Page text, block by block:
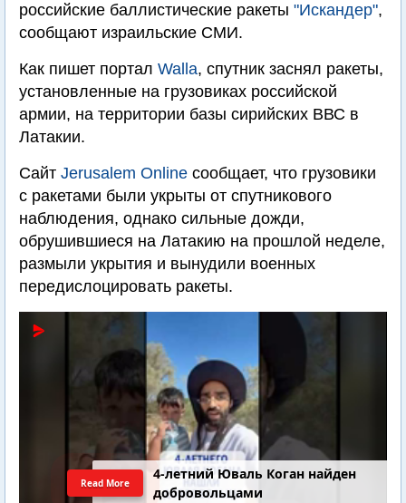
российские баллистические ракеты "Искандер",
сообщают израильские СМИ.
Как пишет портал Walla, спутник заснял ракеты,
установленные на грузовиках российской
армии, на территории базы сирийских ВВС в
Латакии.
Сайт Jerusalem Online сообщает, что грузовики
с ракетами были укрыты от спутникового
наблюдения, однако сильные дожди,
обрушившиеся на Латакию на прошлой неделе,
размыли укрытия и вынудили военных
передислоцировать ракеты.
4-летний Юваль Коган найден
добровольцами
Read More